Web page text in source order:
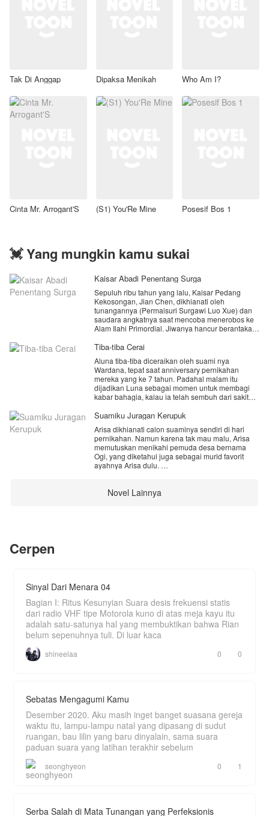
Tak Di Anggap Dipaksa Menikah Who Am I?
Cinta Mr. Arrogant'S (S1) You'Re Mine Posesif Bos 1
💓 Yang mungkin kamu sukai
Kaisar Abadi Penentang Surga
Sepuluh ribu tahun yang lalu, Kaisar Pedang
Kekosongan, Jian Chen, dikhianati oleh
tunangannya (Permaisuri Surgawi Luo Xue) dan
saudara angkatnya saat mencoba menerobos ke
Alam Ilahi Primordial. Jiwanya hancur berantakan.
ia temukan di Reruntuhan Kekacauan
Sepuluh ribu tahun kemudian, Jian Chen
terbangun di tubuh seorang pemuda bernama
sama di Benua Bintang Jatuh (Dunia Fana
terendah). Pemuda ini dikenal sebagai "Sampah
ingatan masa lalunya, pengetahuan alkimia
tingkat dewa, dan teknik kultivasi terlarang Seni
Melahap Surga Primordial, Jian Chen memulai
kembali langkahnya dari bawah. Ia bersumpah
untuk membelah langit, menghancurkan para
pengkhianat yang kini telah menjadi Penguasa
Surga, dan mengungkap rahasia sejati di balik
Tiba-tiba Cerai
Aluna tiba-tiba diceraikan oleh suami nya
Wardana, tepat saat anniversary pernikahan
mereka yang ke 7 tahun. Padahal malam itu
dijadikan Luna sebagai momen untuk membagi
kabar bahagia, kalau ia telah sembuh dari sakit
terakhir.
sedang hamil anak kakak nya, Tapi fakta baru
terungkap, keluarga Wardana menginginkan
kematiannya, dapatkah Luna mengungkap tabir
misteri yang keluarga Wardana sembunyikan?
Suamiku Juragan Kerupuk
Arisa dikhianati calon suaminya sendiri di hari
pernikahan. Namun karena tak mau malu, Arisa
memutuskan menikahi pemuda desa bernama
Ogi, yang diketahui juga sebagai murid favorit
ayahnya Arisa dulu.
desa, membawa Arisa untuk ikut tinggal
dengannya ke desa. Saat itulah kehidupan Arisa
"Kompor gasnya mana, Kang?"
"Di sini masaknya masih pakai kayu atuh, Neng..."
"Ini kenapa sinyalnya nggak ada, Kang? Aku
butuh wifi!"
"Di sini wifi belum ada atuh, Neng. Kalau mau
mereka tinggal di desa?
Novel Lainnya
Cerpen
Sinyal Dari Menara 04
Bagian I: Ritus Kesunyian Suara desis frekuensi statis
dari radio VHF tipe Motorola kuno di atas meja kayu itu
adalah satu-satunya hal yang membuktikan bahwa Rian
belum sepenuhnya tuli. Di luar kaca
shineelaa 0 0
Sebatas Mengagumi Kamu
Desember 2020. Aku masih inget banget suasana gereja
waktu itu, lampu-lampu natal yang dipasang di sudut
ruangan, bau lilin yang baru dinyalain, sama suara
paduan suara yang latihan terakhir sebelum
seonghyeon 0 1
Serba Salah di Mata Tunangan yang Perfeksionis